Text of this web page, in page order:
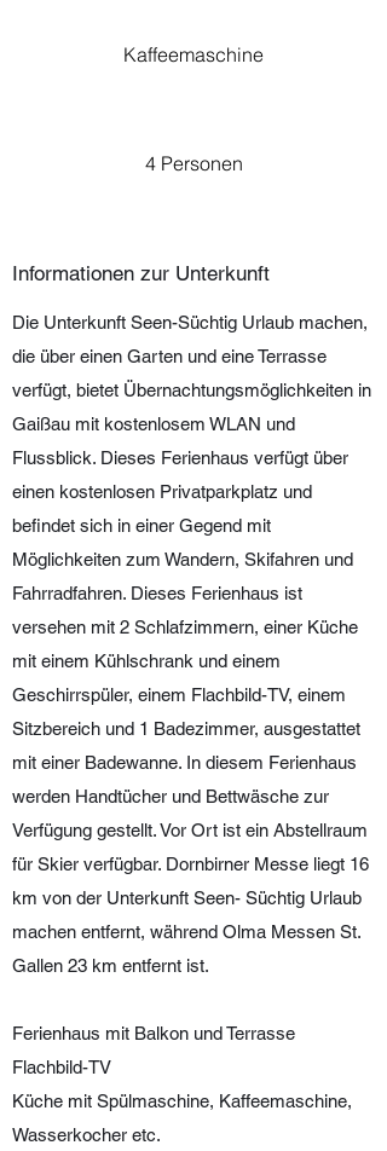
Kaffeemaschine
4 Personen
Informationen zur Unterkunft
Die Unterkunft Seen-Süchtig Urlaub machen,
die über einen Garten und eine Terrasse
verfügt, bietet Übernachtungsmöglichkeiten in
Gaißau mit kostenlosem WLAN und
Flussblick. Dieses Ferienhaus verfügt über
einen kostenlosen Privatparkplatz und
befindet sich in einer Gegend mit
Möglichkeiten zum Wandern, Skifahren und
Fahrradfahren. Dieses Ferienhaus ist
versehen mit 2 Schlafzimmern, einer Küche
mit einem Kühlschrank und einem
Geschirrspüler, einem Flachbild-TV, einem
Sitzbereich und 1 Badezimmer, ausgestattet
mit einer Badewanne. In diesem Ferienhaus
werden Handtücher und Bettwäsche zur
Verfügung gestellt. Vor Ort ist ein Abstellraum
für Skier verfügbar. Dornbirner Messe liegt 16
km von der Unterkunft Seen- Süchtig Urlaub
machen entfernt, während Olma Messen St.
Gallen 23 km entfernt ist.
Ferienhaus mit Balkon und Terrasse
Flachbild-TV
Küche mit Spülmaschine, Kaffeemaschine,
Wasserkocher etc.